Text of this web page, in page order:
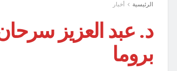
الرئيسية أخبار
د. عبد العزيز
بروما